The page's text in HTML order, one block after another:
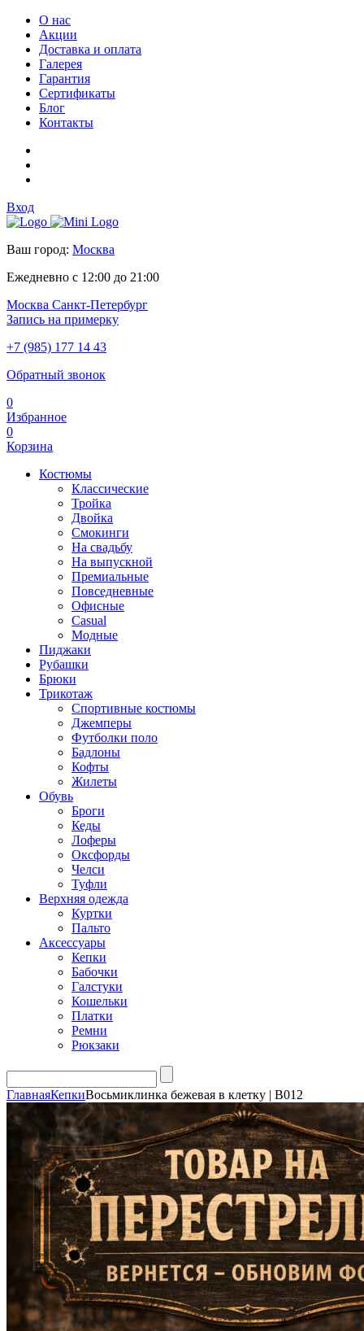
О нас
Акции
Доставка и оплата
Галерея
Гарантия
Сертификаты
Блог
Контакты
Вход
Ваш город: Москва
Ежедневно с 12:00 до 21:00
Москва Санкт-Петербург
Запись на примерку
+7 (985) 177 14 43
Обратный звонок
0
Избранное
0
Корзина
Костюмы
Классические
Тройка
Двойка
Смокинги
На свадьбу
На выпускной
Премиальные
Повседневные
Офисные
Casual
Модные
Пиджаки
Рубашки
Брюки
Трикотаж
Спортивные костюмы
Джемперы
Футболки поло
Бадлоны
Кофты
Жилеты
Обувь
Броги
Кеды
Лоферы
Оксфорды
Челси
Туфли
Верхняя одежда
Куртки
Пальто
Аксессуары
Кепки
Бабочки
Галстуки
Кошельки
Платки
Ремни
Рюкзаки
ГлавнаяКепкиВосьмиклинка бежевая в клетку | В012